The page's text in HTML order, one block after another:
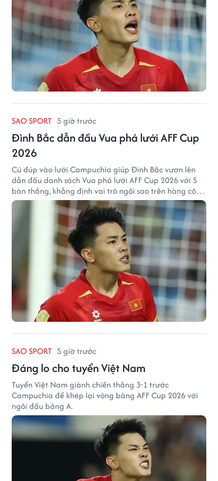
SAO SPORT 5 giờ trước
Đình Bắc dẫn đầu Vua phá lưới AFF Cup
2026
Cú đúp vào lưới Campuchia giúp Đình Bắc vươn lên
dẫn đầu danh sách Vua phá lưới AFF Cup 2026 với 5
bàn thắng, khẳng định vai trò ngôi sao trên hàng công
tuyển Việt Nam.
SAO SPORT 5 giờ trước
Đáng lo cho tuyển Việt Nam
Tuyển Việt Nam giành chiến thắng 3-1 trước
Campuchia để khép lại vòng bảng AFF Cup 2026 với
ngôi đầu bảng A.